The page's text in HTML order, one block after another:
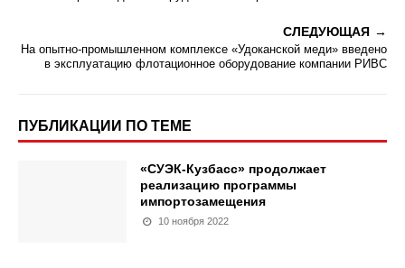
СЛЕДУЮЩАЯ
На опытно-промышленном комплексе «Удоканской меди» введено
в эксплуатацию флотационное оборудование компании РИВС
ПУБЛИКАЦИИ ПО ТЕМЕ
«СУЭК-Кузбасс» продолжает
реализацию программы
импортозамещения
10 ноября 2022